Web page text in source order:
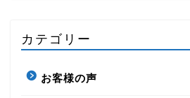
カテゴリー
お客様の声